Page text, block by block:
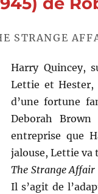
STRANGE
Harry Quincey,
Lettie et Hester,
d’une fortune
Deborah
entreprise que
jalouse, Lettie va
The Strange
Il s’agit de